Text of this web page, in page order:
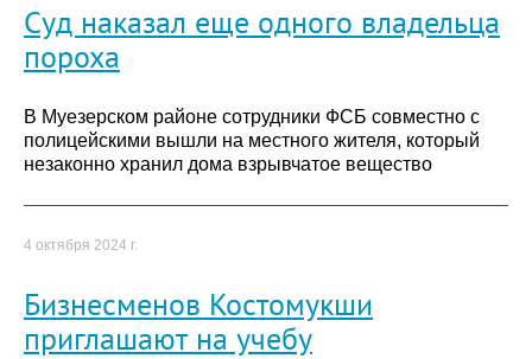
Суд наказал еще одного владельца
пороха
В Муезерском районе сотрудники ФСБ совместно с
полицейскими вышли на местного жителя, который
незаконно хранил дома взрывчатое вещество
4 октября 2024 г.
Бизнесменов Костомукши
приглашают на учебу